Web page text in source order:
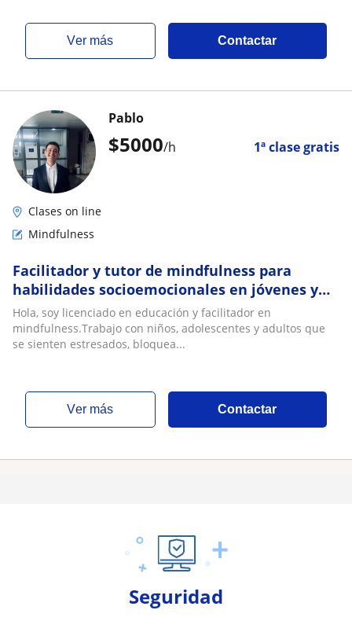
ver más Contactar
$5000/h 1ª clase gratis
Pablo
Clases on line
Mindfulness
Facilitador y tutor de mindfulness para
habilidades socioemocionales en jóvenes y
adultos
Hola, soy licenciado en educación y facilitador en
mindfulness.Trabajo con niños, adolescentes y adultos que
se sienten estresados, bloquea...
ver más Contactar
Seguridad